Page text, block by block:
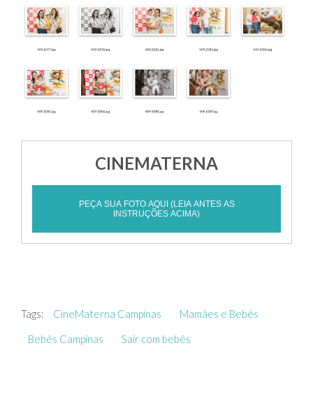
CINEMATERNA
PEÇA SUA FOTO AQUI (LEIA ANTES AS
INSTRUÇÕES ACIMA)
Tags: CineMaterna Campinas
Mamães e Bebês
Bebês Campinas
Sair com bebês